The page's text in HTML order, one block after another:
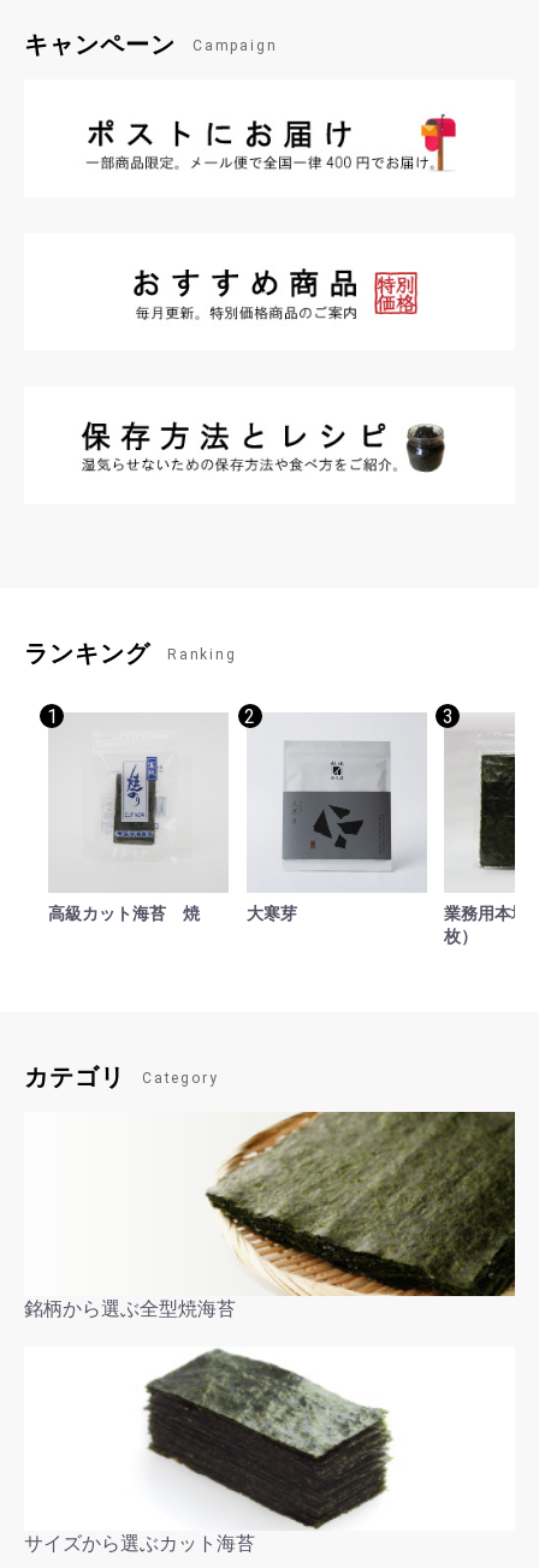
キャンペーン Campaign
ランキング Ranking
1
高級カット海苔 焼
2
大寒芽
3
業務用本場
枚）
カテゴリ Category
銘柄から選ぶ全型焼海苔
サイズから選ぶカット海苔